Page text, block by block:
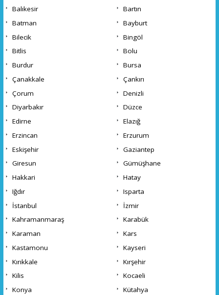
Balıkesir
Bartın
Batman
Bayburt
Bilecik
Bingöl
Bitlis
Bolu
Burdur
Bursa
Çanakkale
Çankırı
Çorum
Denizli
Diyarbakır
Düzce
Edirne
Elazığ
Erzincan
Erzurum
Eskişehir
Gaziantep
Giresun
Gümüşhane
Hakkari
Hatay
Iğdır
Isparta
İstanbul
İzmir
Kahramanmaraş
Karabük
Karaman
Kars
Kastamonu
Kayseri
Kırıkkale
Kırşehir
Kilis
Kocaeli
Konya
Kütahya